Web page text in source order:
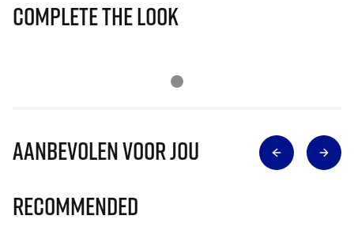
Complete The Look
Aanbevolen voor jou
Recommended